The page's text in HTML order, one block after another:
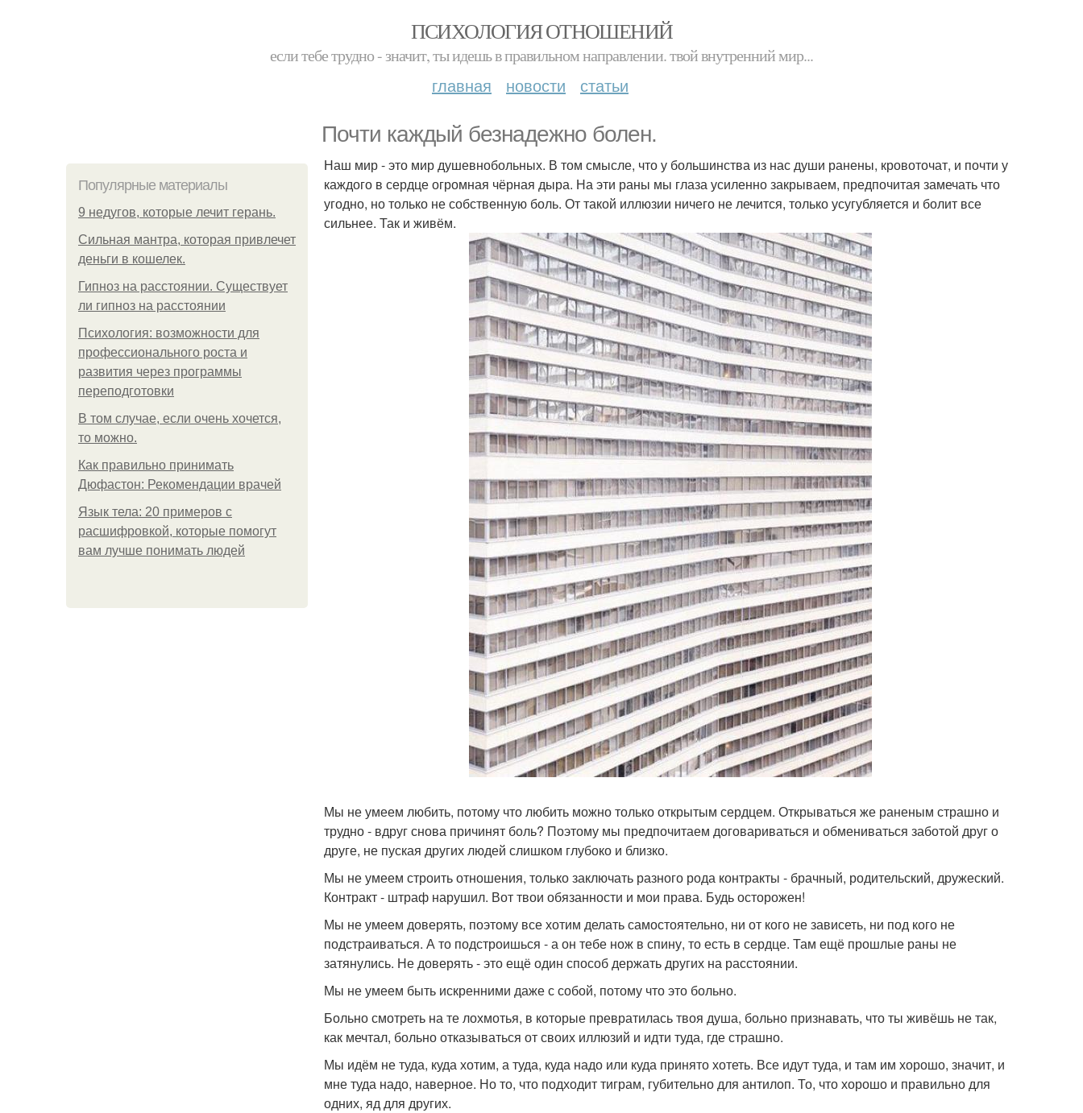
ПСИХОЛОГИЯ ОТНОШЕНИЙ
если тебе трудно - значит, ты идешь в правильном направлении. твой внутренний мир...
главная новости статьи
Почти каждый безнадежно болен.
Популярные материалы
9 недугов, которые лечит герань.
Сильная мантра, которая привлечет
деньги в кошелек.
Гипноз на расстоянии. Существует
ли гипноз на расстоянии
Психология: возможности для
профессионального роста и
развития через программы
переподготовки
В том случае, если очень хочется,
то можно.
Как правильно принимать
Дюфастон: Рекомендации врачей
Язык тела: 20 примеров с
расшифровкой, которые помогут
вам лучше понимать людей
Наш мир - это мир душевнобольных. В том смысле, что у большинства из нас души ранены, кровоточат, и почти у
каждого в сердце огромная чёрная дыра. На эти раны мы глаза усиленно закрываем, предпочитая замечать что
угодно, но только не собственную боль. От такой иллюзии ничего не лечится, только усугубляется и болит все
сильнее. Так и живём.
Мы не умеем любить, потому что любить можно только открытым сердцем. Открываться же раненым страшно и
трудно - вдруг снова причинят боль? Поэтому мы предпочитаем договариваться и обмениваться заботой друг о
друге, не пуская других людей слишком глубоко и близко.
Мы не умеем строить отношения, только заключать разного рода контракты - брачный, родительский, дружеский.
Контракт - штраф нарушил. Вот твои обязанности и мои права. Будь осторожен!
Мы не умеем доверять, поэтому все хотим делать самостоятельно, ни от кого не зависеть, ни под кого не
подстраиваться. А то подстроишься - а он тебе нож в спину, то есть в сердце. Там ещё прошлые раны не
затянулись. Не доверять - это ещё один способ держать других на расстоянии.
Мы не умеем быть искренними даже с собой, потому что это больно.
Больно смотреть на те лохмотья, в которые превратилась твоя душа, больно признавать, что ты живёшь не так,
как мечтал, больно отказываться от своих иллюзий и идти туда, где страшно.
Мы идём не туда, куда хотим, а туда, куда надо или куда принято хотеть. Все идут туда, и там им хорошо, значит, и
мне туда надо, наверное. Но то, что подходит тиграм, губительно для антилоп. То, что хорошо и правильно для
одних, яд для других.